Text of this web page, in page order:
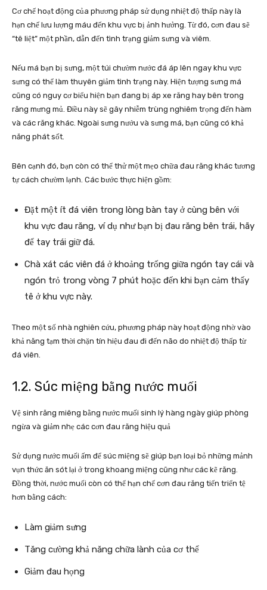
Cơ chế hoạt động của phương pháp sử dụng nhiệt độ thấp này là
hạn chế lưu lượng máu đến khu vực bị ảnh hưởng. Từ đó, cơn đau sẽ
“tê liệt” một phần, dẫn đến tình trạng giảm sưng và viêm.
Nếu má bạn bị sưng, một túi chườm nước đá áp lên ngay khu vực
sưng có thể làm thuyên giảm tình trạng này. Hiện tượng sưng má
cũng có nguy cơ biểu hiện bạn đang bị áp xe răng hay bên trong
răng mưng mủ. Điều này sẽ gây nhiễm trùng nghiêm trọng đến hàm
và các răng khác. Ngoài sưng nướu và sưng má, bạn cũng có khả
năng phát sốt.
Bên cạnh đó, bạn còn có thể thử một mẹo chữa đau răng khác tương
tự cách chườm lạnh. Các bước thực hiện gồm:
Đặt một ít đá viên trong lòng bàn tay ở cùng bên với
khu vực đau răng, ví dụ như bạn bị đau răng bên trái, hãy
để tay trái giữ đá.
Chà xát các viên đá ở khoảng trống giữa ngón tay cái và
ngón trỏ trong vòng 7 phút hoặc đến khi bạn cảm thấy
tê ở khu vực này.
Theo một số nhà nghiên cứu, phương pháp này hoạt động nhờ vào
khả năng tạm thời chặn tín hiệu đau đi đến não do nhiệt độ thấp từ
đá viên.
1.2. Súc miệng bằng nước muối
Vệ sinh răng miêng bằng nước muối sinh lý hàng ngày giúp phòng
ngừa và giảm nhẹ các cơn đau răng hiệu quả
Sử dụng nước muối ấm để súc miệng sẽ giúp bạn loại bỏ những mảnh
vụn thức ăn sót lại ở trong khoang miệng cũng như các kẽ răng.
Đồng thời, nước muối còn có thể hạn chế cơn đau răng tiến triển tệ
hơn bằng cách:
Làm giảm sưng
Tăng cường khả năng chữa lành của cơ thể
Giảm đau họng